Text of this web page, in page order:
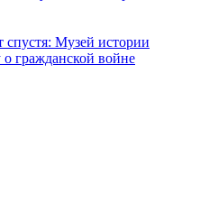
спустя: Музей истории
гражданской войне